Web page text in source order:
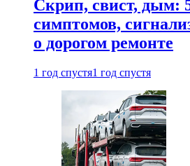
Скрип, свист, дым:
симптомов,
о дорогом ремонте
1 год спустя1 год спустя